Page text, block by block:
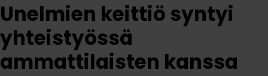
kanssa
Unelmien keittiö syntyi
yhteistyössä
ammattilaisten kanssa